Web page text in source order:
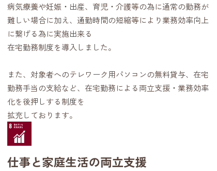
病気療養や妊娠・出産、育児・介護等の為に通常の勤務が
難しい場合に加え、通勤時間の短縮等により業務効率向上
に繋げる為に実施出来る
在宅勤務制度を導入しました。
また、対象者へのテレワーク用パソコンの無料貸与、在宅
勤務手当の支給など、在宅勤務による両立支援・業務効率
化を後押しする制度を
拡充しております。
仕事と家庭生活の両立支援